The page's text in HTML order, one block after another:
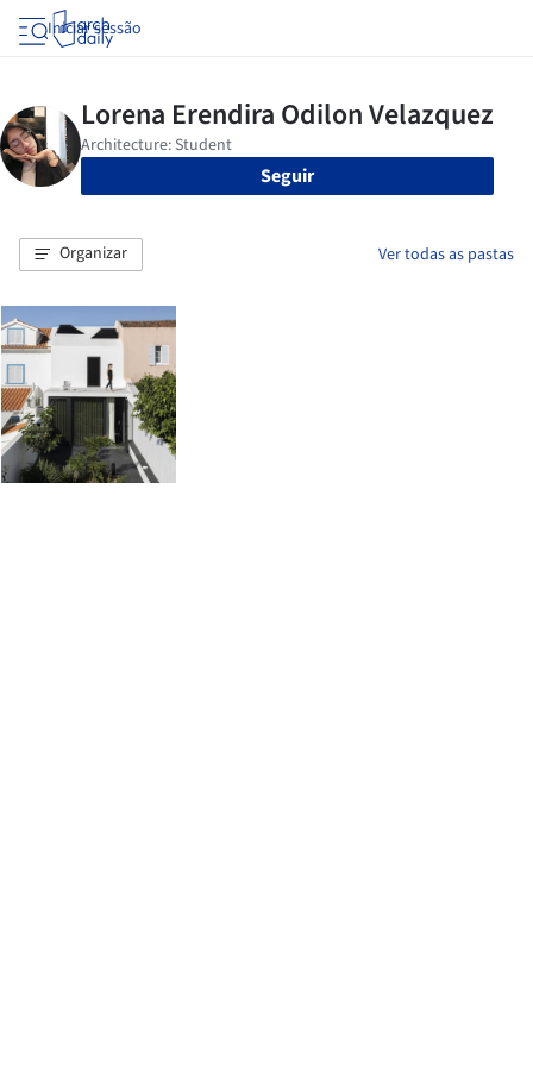
Iniciar sessão
Seguir
Organizar Ver todas as pastas